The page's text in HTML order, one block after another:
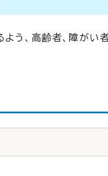
う、高齢者、障がい